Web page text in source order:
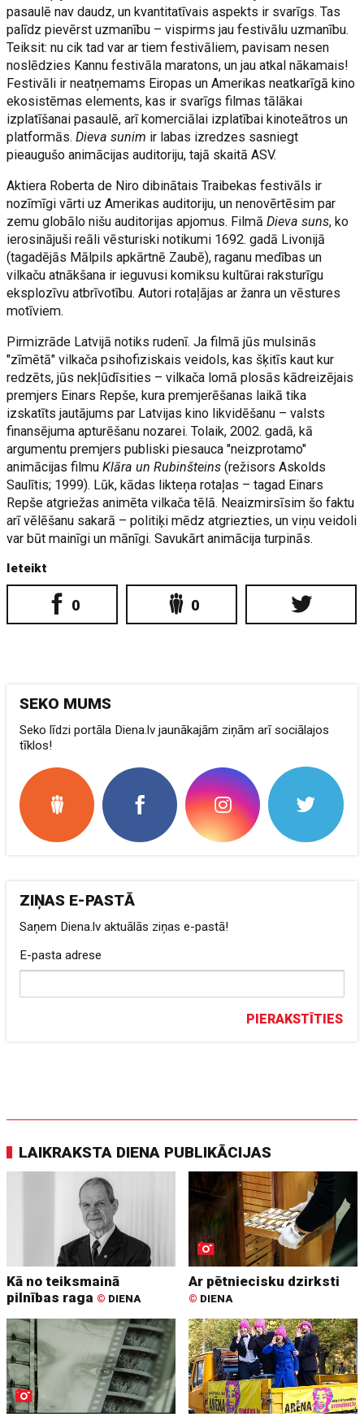
pasaulē nav daudz, un kvantitatīvais aspekts ir svarīgs. Tas
palīdz pievērst uzmanību – vispirms jau festivālu uzmanību.
Teiksit: nu cik tad var ar tiem festivāliem, pavisam nesen
noslēdzies Kannu festivāla maratons, un jau atkal nākamais!
Festivāli ir neatņemams Eiropas un Amerikas neatkarīgā kino
ekosistēmas elements, kas ir svarīgs filmas tālākai
izplatīšanai pasaulē, arī komerciālai izplatībai kinoteātros un
platformās.Dieva sunim ir labas izredzes sasniegt
pieaugušo animācijas auditoriju, tajā skaitā ASV.
Aktiera Roberta de Niro dibinātais Traibekas festivāls ir
nozīmīgi vārti uz Amerikas auditoriju, un nenovērtēsim par
zemu globālo nišu auditorijas apjomus. FilmāDieva suns, ko
ierosinājuši reāli vēsturiski notikumi 1692. gadā Livonijā
(tagadējās Mālpils apkārtnē Zaubē), raganu medības un
vilkaču atnākšana ir ieguvusi komiksu kultūrai raksturīgu
eksplozīvu atbrīvotību. Autori rotaļājas ar žanra un vēstures
motīviem.
Pirmizrāde Latvijā notiks rudenī. Ja filmā jūs mulsinās
"zīmētā" vilkača psihofiziskais veidols, kas šķitīs kaut kur
redzēts, jūs nekļūdīsities – vilkača lomā plosās kādreizējais
premjers Einars Repše, kura premjerēšanas laikā tika
izskatīts jautājums par Latvijas kino likvidēšanu – valsts
finansējuma apturēšanu nozarei. Tolaik, 2002. gadā, kā
argumentu premjers publiski piesauca "neizprotamo"
animācijas filmuKlāra un Rubinšteins (režisors Askolds
Saulītis; 1999). Lūk, kādas likteņa rotaļas – tagad Einars
Repše atgriežas animēta vilkača tēlā. Neaizmirsīsim šo faktu
arī vēlēšanu sakarā – politiķi mēdz atgriezties, un viņu veidoli
var būt mainīgi un mānīgi. Savukārt animācija turpinās.
Ieteikt
0 0
SEKO MUMS
Seko līdzi portāla Diena.lv jaunākajām ziņām arī sociālajos
tīklos!
ZIŅAS E-PASTĀ
Saņem Diena.lv aktuālās ziņas e-pastā!
E-pasta adrese
PIERAKSTĪTIES
LAIKRAKSTA DIENA PUBLIKĀCIJAS
Kā no teiksmainā
pilnības raga © DIENA
Ar pētniecisku dzirksti
© DIENA